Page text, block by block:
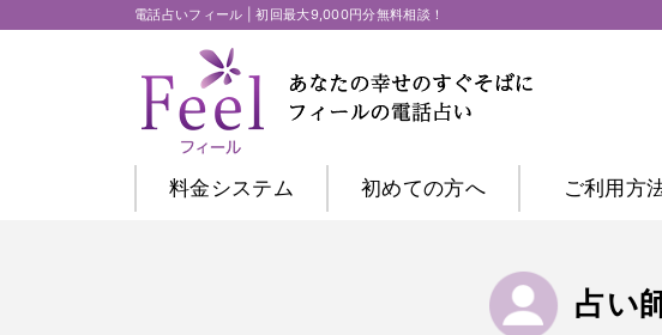
電話占いフィール | 初回最大9,000円分無料相談！
料金システム 初めての方へ ご利用方
占い